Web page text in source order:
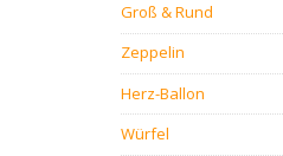
Groß & Rund
Zeppelin
Herz-Ballon
Würfel